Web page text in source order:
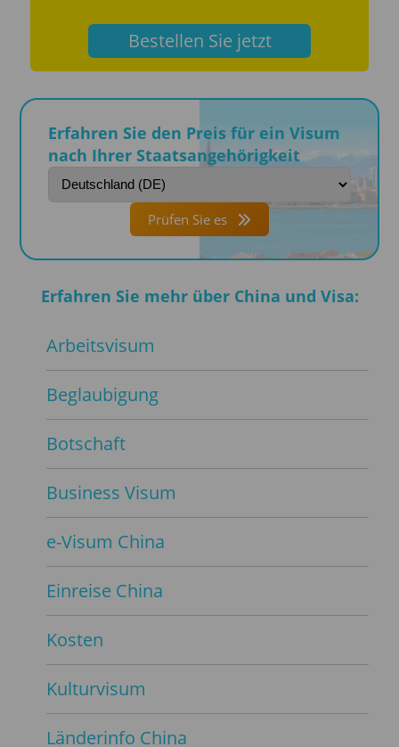
Bestellen Sie jetzt
Erfahren Sie den Preis für ein Visum
nach Ihrer Staatsangehörigkeit
Prüfen Sie es
Erfahren Sie mehr über China und Visa:
Arbeitsvisum
Beglaubigung
Botschaft
Business Visum
e-Visum China
Einreise China
Kosten
Kulturvisum
Länderinfo China